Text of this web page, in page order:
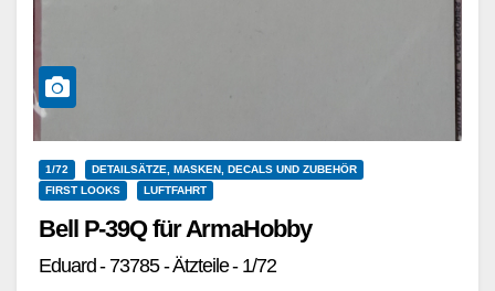
1/72
DETAILSÄTZE, MASKEN, DECALS UND ZUBEHÖR
FIRST LOOKS
LUFTFAHRT
Bell P-39Q für ArmaHobby
Eduard - 73785 - Ätzteile - 1/72